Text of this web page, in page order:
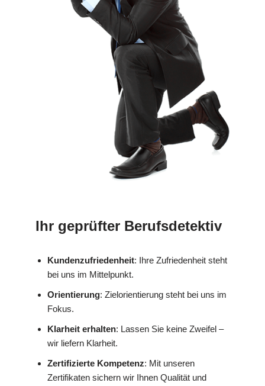
Ihr geprüfter Berufsdetektiv
Kundenzufriedenheit: Ihre Zufriedenheit steht
bei uns im Mittelpunkt.
Orientierung: Zielorientierung steht bei uns im
Fokus.
Klarheit erhalten: Lassen Sie keine Zweifel –
wir liefern Klarheit.
Zertifizierte Kompetenz: Mit unseren
Zertifikaten sichern wir Ihnen Qualität und